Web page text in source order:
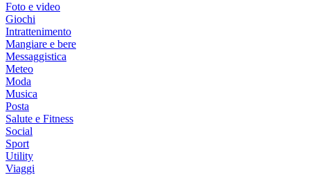
Foto e video
Giochi
Intrattenimento
Mangiare e bere
Messaggistica
Meteo
Moda
Musica
Posta
Salute e Fitness
Social
Sport
Utility
Viaggi